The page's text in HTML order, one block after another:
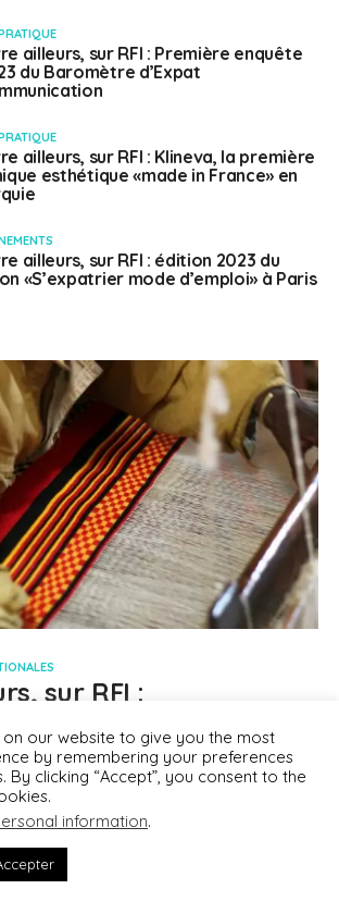
ailleurs, sur RFI : Première enquête
du Baromètre d’Expat
ailleurs, sur RFI : Klineva, la première
esthétique «made in France» en
ailleurs, sur RFI : édition 2023 du
«S’expatrier mode d’emploi» à Paris
sur RFI :
du savoir-faire
éthiopien»
ÉCONOMIQUES
ailleurs, sur RFI : «Le régime fiscal
des expatriés de retour en
our website to give you the most
by remembering your preferences
By clicking “Accept”, you consent to the
information.